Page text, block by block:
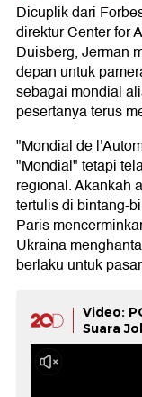
Dicuplik dari
direktur Center for
Duisberg, Jerman
depan untuk
sebagai mondial
pesertanya terus
"Mondial de
"Mondial" tetapi
regional. Akankah
tertulis di bintang-
Paris
Ukraina
berlaku untuk
Video:
Suara